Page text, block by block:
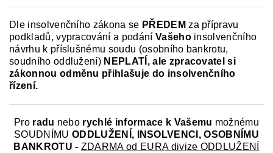
Dle insolvenčního zákona se PŘEDEMza přípravu
podkladů, vypracování a podání Vašeho insolvenčního
návrhu k příslušnému soudu (osobního bankrotu,
soudního oddlužení) NEPLATÍ,ale zpracovatel si
zákonnou odměnu přihlašuje do insolvenčního
řízení.
Pro radu nebo rychlé informace k Vašemu možnému
SOUDNÍMU ODDLUŽENÍ, INSOLVENCI, OSOBNÍMU
BANKROTU - ZDARMA od EURA divize ODDLUŽENÍ